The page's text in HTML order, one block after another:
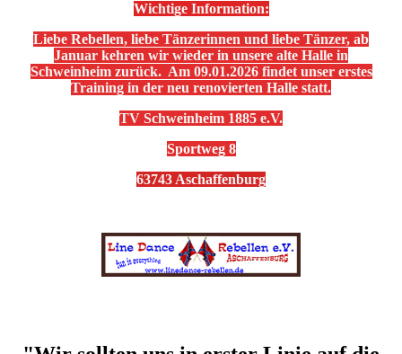
Wichtige Information:
Liebe Rebellen, liebe Tänzerinnen und liebe Tänzer, ab
Januar kehren wir wieder in unsere alte Halle in
Schweinheim zurück. Am 09.01.2026 findet unser erstes
Training in der neu renovierten Halle statt.
TV Schweinheim 1885 e.V.
Sportweg 8
63743 Aschaffenburg